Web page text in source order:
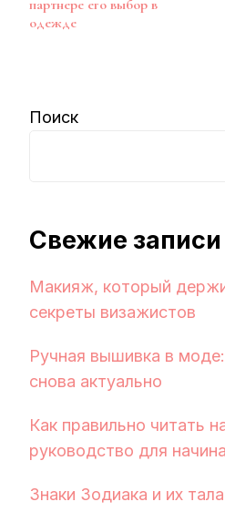
записям
партнере его выбор в
одежде
Поиск
Свежие записи
Макияж, который
секреты визажистов
Ручная вышивка в
снова актуально
Как правильно читать
руководство для
Знаки Зодиака и их